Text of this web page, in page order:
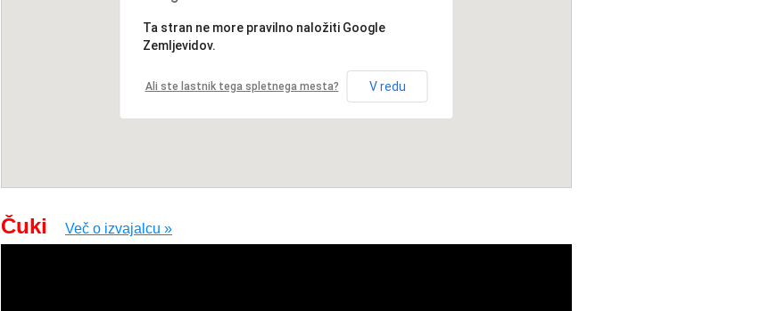
Ta stran ne more pravilno naložiti Google
Zemljevidov.
Ali ste lastnik tega spletnega mesta? V redu
Čuki Več o izvajalcu »